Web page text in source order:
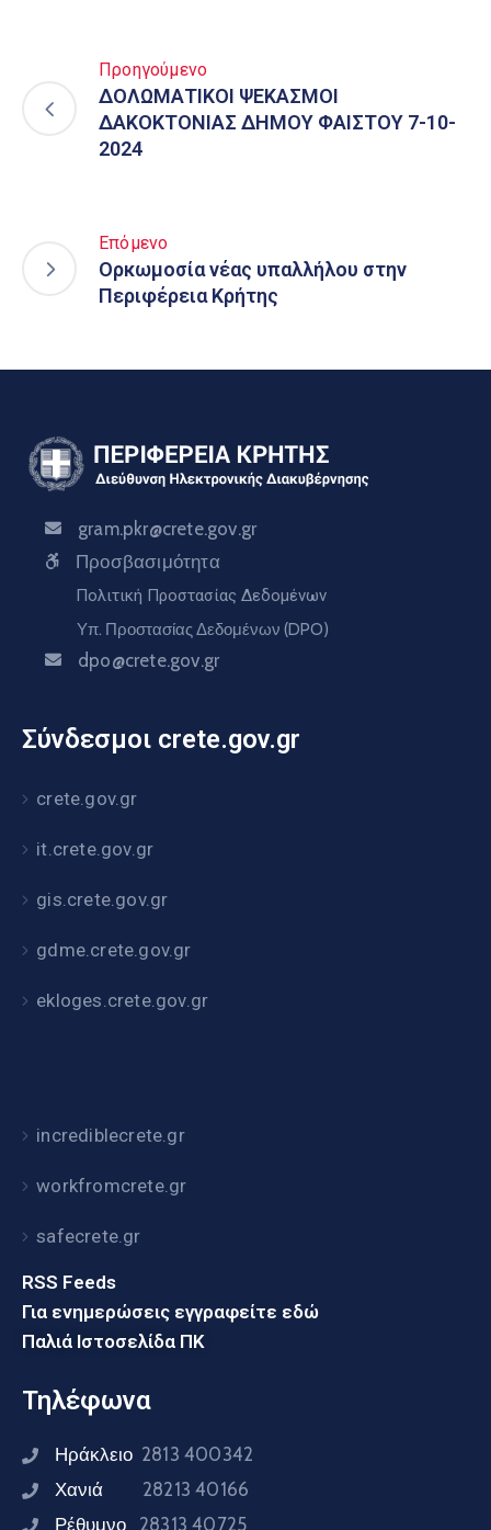
Προηγούμενο
ΔΟΛΩΜΑΤΙΚΟΙ ΨΕΚΑΣΜΟΙ
ΔΑΚΟΚΤΟΝΙΑΣ ΔΗΜΟΥ ΦΑΙΣΤΟΥ 7-10-
2024
Επόμενο
Ορκωμοσία νέας υπαλλήλου στην
Περιφέρεια Κρήτης
gram.pkr@crete.gov.gr
Προσβασιμότητα
Πολιτική Προστασίας Δεδομένων
Υπ. Προστασίας Δεδομένων (DPO)
dpo@crete.gov.gr
Σύνδεσμοι crete.gov.gr
crete.gov.gr
it.crete.gov.gr
gis.crete.gov.gr
gdme.crete.gov.gr
ekloges.crete.gov.gr
incrediblecrete.gr
workfromcrete.gr
safecrete.gr
RSS Feeds
Για ενημερώσεις εγγραφείτε εδώ
Παλιά Ιστοσελίδα ΠΚ
Τηλέφωνα
Ηράκλειο 2813 400342
Χανιά 28213 40166
Ρέθυμνο 28313 40725